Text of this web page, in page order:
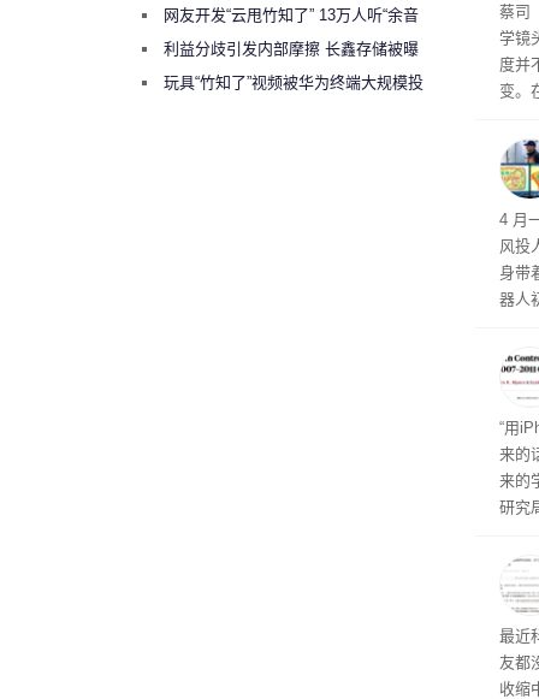
蔡司
学镜
度并
变。
最
李
4 月
风投
身带
器人
“用
来的
来的
研究
最近
友都
收缩
网友开发“云甩竹知了” 13万人听“余音
绕梁”利益分歧引发内部摩擦 长鑫存储被曝
曾将华为驻场工程师驱逐出研发基地
玩具“竹知了”视频被华为终端大规模投